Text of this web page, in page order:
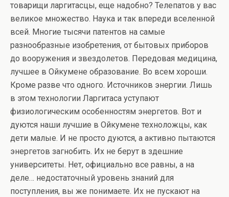
товарищи ларгитасцы, еще надобно? Телепатов у вас
великое множество. Наука и так впереди вселенной
всей. Многие тысячи патентов на самые
разнообразные изобретения, от бытовых приборов
до вооружения и звездолетов. Передовая медицина,
лучшее в Ойкумене образование. Во всем хороши.
Кроме разве что одного. Источников энергии. Лишь
в этом технологии Ларгитаса уступают
физиологическим особенностям энергетов. Вот и
дуются наши лучшие в Ойкумене техноложцы, как
дети малые. И не просто дуются, а активно пытаются
энергетов загнобить. Их не берут в здешние
университеты. Нет, официально все равны, а на
деле… недостаточный уровень знаний для
поступления, вы же понимаете. Их не пускают на